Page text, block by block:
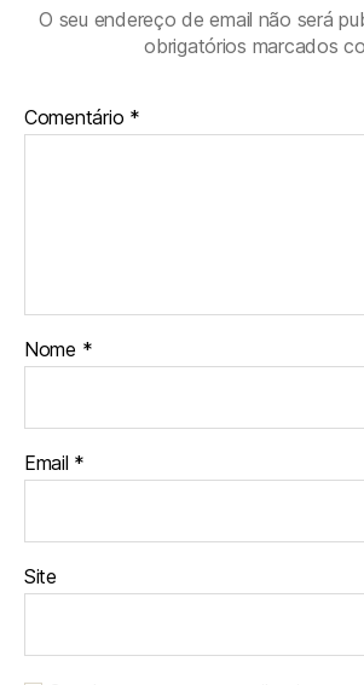
O seu endereço de email não será
obrigatórios marcados
Comentário *
Nome *
Email *
Site